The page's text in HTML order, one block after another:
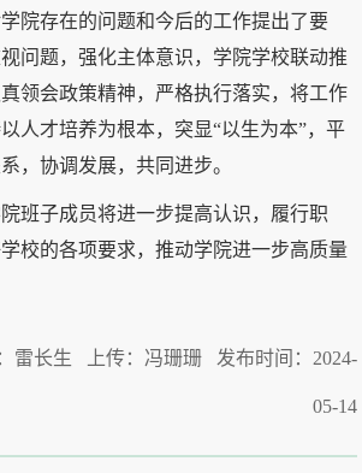
院存在的问题和今后的工作提出了要
问题，强化主体意识，学院学校联动推
领会政策精神，严格执行落实，将工作
人才培养为根本，突显“以生为本”，平
，协调发展，共同进步。
班子成员将进一步提高认识，履行职
校的各项要求，推动学院进一步高质量
雷长生 上传：冯珊珊 发布时间：2024-
05-14